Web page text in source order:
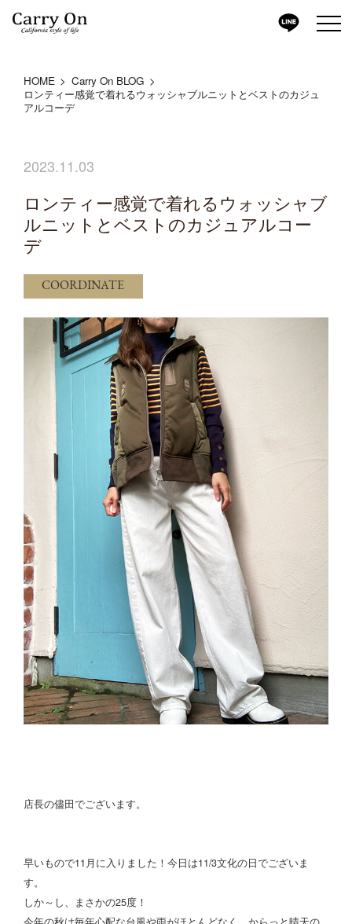
HOME
Carry On BLOG
ロンティー感覚で着れるウォッシャブルニットとベストのカジュ
アルコーデ
2023.11.03
ロンティー感覚で着れるウォッシャブ
ルニットとベストのカジュアルコー
デ
COORDINATE
店長の儘田でございます。
早いもので11月に入りました！今日は11/3文化の日でございま
す。
しか～し、まさかの25度！